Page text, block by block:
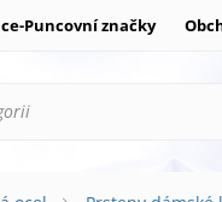
Puncovní značky